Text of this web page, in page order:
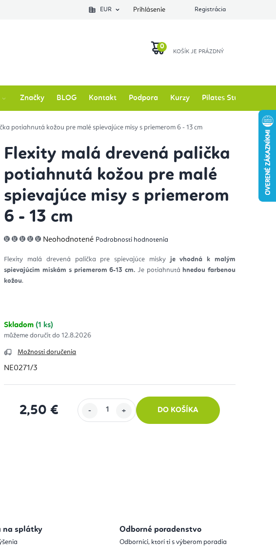
EUR Prihlásenie Registrácia
KOŠÍK
Značky BLOG Kontakt Podpora Kurzy Pilates Studio
potiahnutá kožou pre malé spievajúce misy s priemerom 6 - 13 cm
Flexity malá drevená palička
potiahnutá kožou pre malé
spievajúce misy s priemerom
6 - 13 cm
Priemerné
hodnotenie
0,0
5
Neohodnotené Podrobnosti hodnotenia
Flexity malá drevená palička pre spievajúce misky je vhodná k malým
spievajúcim miskám s priemerom 6-13 cm. Je potiahnutá hnedou farbenou
kožou.
Skladom(1 ks)
12.8.2026
Možnosti doručenia
NE0271/3
2,50 € DO KOŠÍKA
na splátky Odborné poradenstvo
Odborníci, ktorí ti s výberom poradia